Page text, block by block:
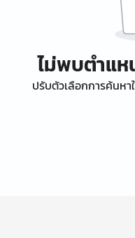
ไม่พบตำแ
ปรับตัวเลือกการค้นห